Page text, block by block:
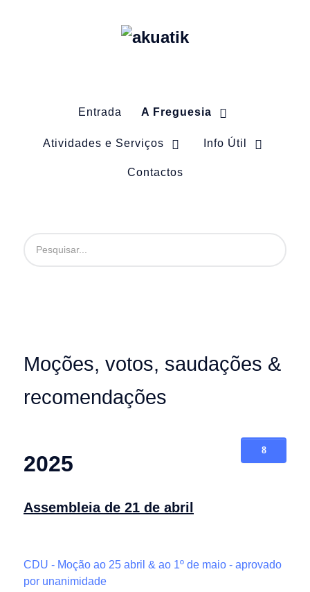
Entrada A Freguesia
Atividades e Serviços Info Útil
Contactos
Moções, votos, saudações &
recomendações
2025
Assembleia de 21 de abril
CDU - Moção ao 25 abril & ao 1º de maio - aprovado
por unanimidade